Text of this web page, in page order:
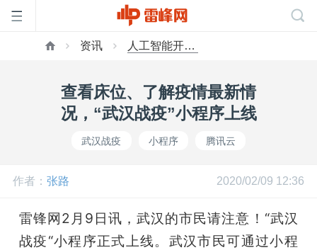
网
资讯 人工智能开发者
查看床位、了解疫情最新情
况，“武汉战疫”小程序上线
武汉战疫 小程序 腾讯云
作者： 张路 2020/02/09 12:36
雷锋网2月9日讯，武汉的市民请注意！“武汉
战疫“小程序正式上线。武汉市民可通过小程